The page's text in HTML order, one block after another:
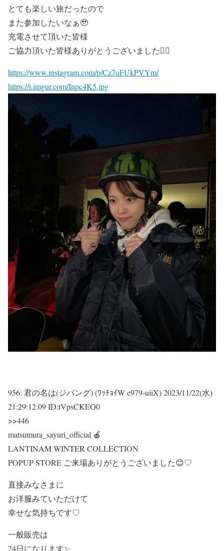
とても楽しい旅だったので
また参加したいなぁ🥹
充電させて頂いた皆様
ご協力頂いた皆様ありがとうございました🙇‍♀
https://www.instagram.com/p/Cz7qFUkPVYm/
https://i.imgur.com/Inpc4K5.jpg
956: 君の名は(ジパング) (ﾜｯﾁｮｲW e979-uiiX)2023/11/22(水)
21:29:12.09 ID:tVpsCKEO0
>>446
matsumura_sayuri_official 🍎
LANTINAM WINTER COLLECTION
POPUP STORE ご来場ありがとうございました😊♡
直接みなさまに
お洋服みていただけて
幸せな気持ちです♡
一般販売は
24日になります✨